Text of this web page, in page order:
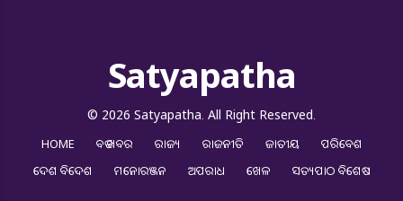
Satyapatha
© 2026 Satyapatha. All Right Reserved.
HOME ବଡ ଖବର ରାଜ୍ୟ ରାଜନୀତି ଜାତୀୟ
ପରିବେଶ
ଦେଶ ବିଦେଶ
ମନୋରଞ୍ଜନ ଅପରାଧ ଖେଳ ସତ୍ୟପାଠ ବିଶେଷ